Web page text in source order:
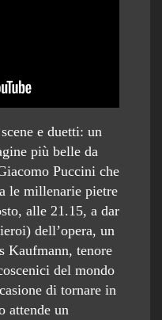
e duetti: un
più belle da
Puccini che
le millenarie pietre
alle 21.15, a dar
dell’opera, un
Kaufmann, tenore
del mondo
di tornare in
attende un